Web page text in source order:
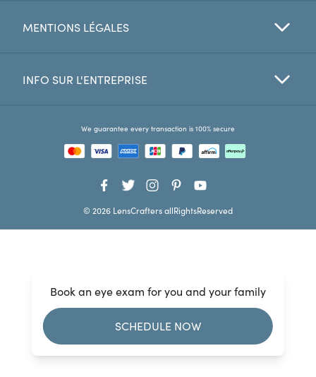
Favorites
Book an eye exam for you and your family
SCHEDULE NOW
MENTIONS LÉGALES
INFO SUR L'ENTREPRISE
We guarantee every transaction is 100% secure
© 2026 LensCrafters allRightsReserved